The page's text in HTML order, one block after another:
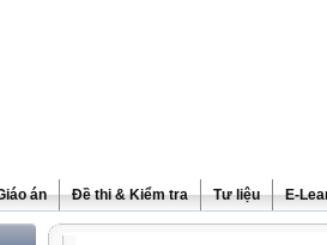
án Đề thi & Kiểm tra Tư liệu E-